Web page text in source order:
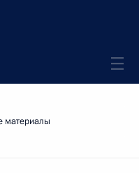
материалы